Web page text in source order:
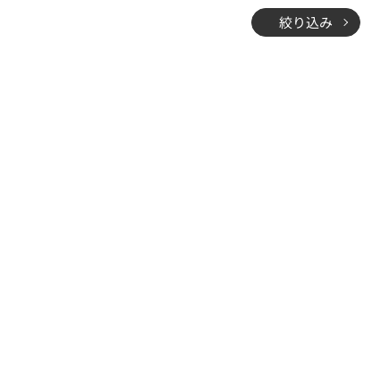
絞り込み